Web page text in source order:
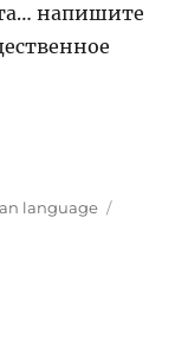
напишите
language